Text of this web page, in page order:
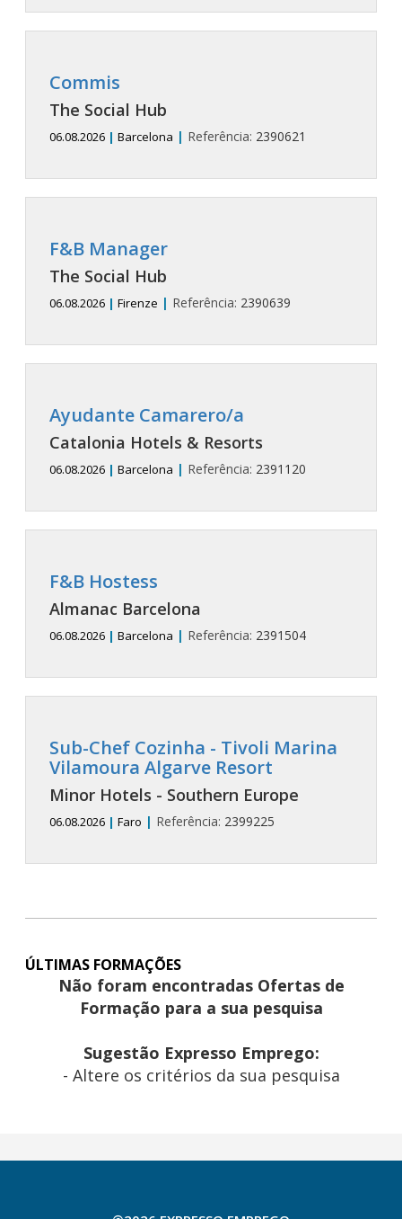
Commis
The Social Hub
06.08.2026 | Barcelona | Referência: 2390621
F&B Manager
The Social Hub
06.08.2026 | Firenze | Referência: 2390639
Ayudante Camarero/a
Catalonia Hotels & Resorts
06.08.2026 | Barcelona | Referência: 2391120
F&B Hostess
Almanac Barcelona
06.08.2026 | Barcelona | Referência: 2391504
Sub-Chef Cozinha - Tivoli Marina
Vilamoura Algarve Resort
Minor Hotels - Southern Europe
06.08.2026 | Faro | Referência: 2399225
ÚLTIMAS FORMAÇÕES
Não foram encontradas Ofertas de
Formação para a sua pesquisa
Sugestão Expresso Emprego:
- Altere os critérios da sua pesquisa